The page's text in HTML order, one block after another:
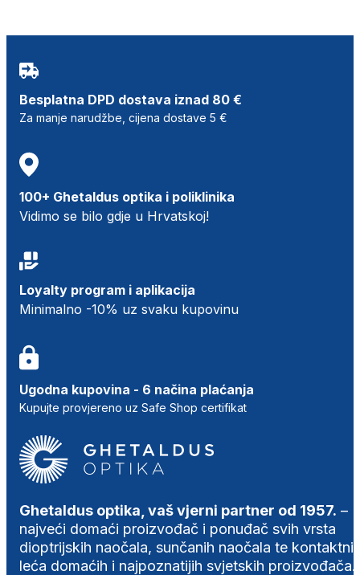
Besplatna DPD dostava iznad 80 €
Za manje narudžbe, cijena dostave 5 €
100+ Ghetaldus optika i poliklinika
Vidimo se bilo gdje u Hrvatskoj!
Loyalty program i aplikacija
Minimalno -10% uz svaku kupovinu
Ugodna kupovina - 6 načina plaćanja
Kupujte provjereno uz Safe Shop certifikat
Ghetaldus optika, vaš vjerni partner od 1957. –
najveći domaći proizvođač i ponuđač svih vrsta
dioptrijskih naočala, sunčanih naočala te
leća domaćih i najpoznatijih svjetskih proizvođača.